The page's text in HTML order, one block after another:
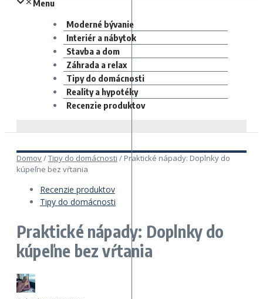
Menu
Moderné bývanie
Interiér a nábytok
Stavba a dom
Záhrada a relax
Tipy do domácnosti
Reality a hypotéky
Recenzie produktov
Domov/Tipy do domácnosti / Praktické nápady: Doplnky do
kúpeľne bez vŕtania
Recenzie produktov
Tipy do domácnosti
Praktické nápady: Doplnky do
kúpeľne bez vŕtania